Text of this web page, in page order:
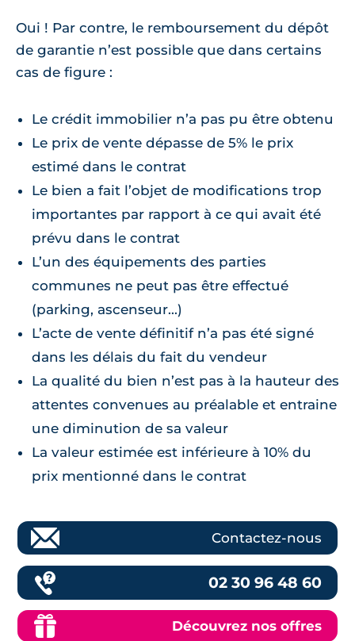
Oui ! Par contre, le remboursement du dépôt
de garantie n’est possible que dans certains
cas de figure :
Le crédit immobilier n’a pas pu être obtenu
Le prix de vente dépasse de 5% le prix
estimé dans le contrat
Le bien a fait l’objet de modifications trop
importantes par rapport à ce qui avait été
prévu dans le contrat
L’un des équipements des parties
communes ne peut pas être effectué
(parking, ascenseur...)
L’acte de vente définitif n’a pas été signé
dans les délais du fait du vendeur
La qualité du bien n’est pas à la hauteur des
attentes convenues au préalable et entraine
une diminution de sa valeur
La valeur estimée est inférieure à 10% du
prix mentionné dans le contrat
Contactez-nous
02 30 96 48 60
Découvrez nos offres